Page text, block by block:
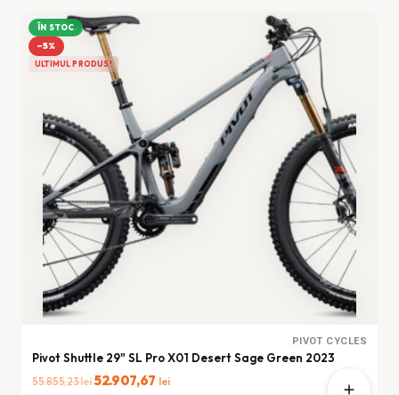
62.545,82 lei.
ÎN STOC
−5%
ULTIMUL PRODUS!
PIVOT CYCLES
Pivot Shuttle 29" SL Pro X01 Desert Sage Green 2023
55.855,23leiPrețul
52.907,67 leiPrețul